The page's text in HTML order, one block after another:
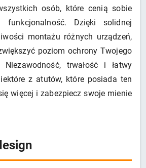
osób, które cenią sobie
funkcjonalność. Dzięki solidnej
montażu różnych urządzeń,
poziom ochrony Twojego
trwałość i łatwy
z atutów, które posiada ten
więcej i zabezpiecz swoje mienie